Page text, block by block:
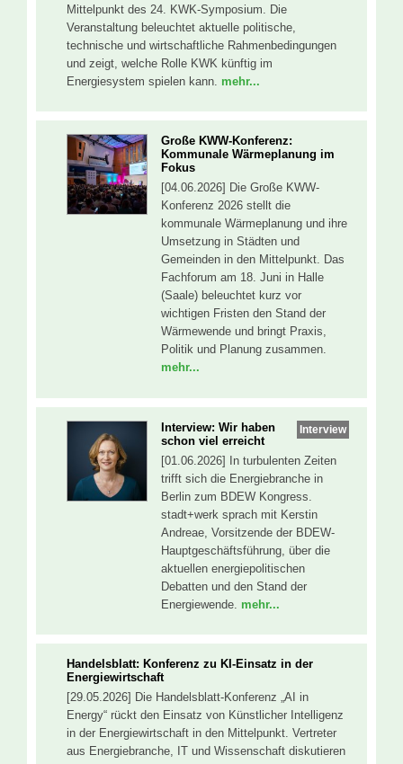
Mittelpunkt des 24. KWK-Symposium. Die
Veranstaltung beleuchtet aktuelle politische,
technische und wirtschaftliche Rahmenbedingungen
und zeigt, welche Rolle KWK künftig im
Energiesystem spielen kann. mehr...
Große KWW-Konferenz:
Kommunale Wärmeplanung im
Fokus
[04.06.2026] Die Große KWW-
Konferenz 2026 stellt die
kommunale Wärmeplanung und ihre
Umsetzung in Städten und
Gemeinden in den Mittelpunkt. Das
Fachforum am 18. Juni in Halle
(Saale) beleuchtet kurz vor
wichtigen Fristen den Stand der
Wärmewende und bringt Praxis,
Politik und Planung zusammen.
mehr...
Interview
Interview: Wir haben
schon viel erreicht
[01.06.2026] In turbulenten Zeiten
trifft sich die Energiebranche in
Berlin zum BDEW Kongress.
stadt+werk sprach mit Kerstin
Andreae, Vorsitzende der BDEW-
Hauptgeschäftsführung, über die
aktuellen energiepolitischen
Debatten und den Stand der
Energiewende. mehr...
Handelsblatt: Konferenz zu KI-Einsatz in der
Energiewirtschaft
[29.05.2026] Die Handelsblatt-Konferenz „AI in
Energy“ rückt den Einsatz von Künstlicher Intelligenz
in der Energiewirtschaft in den Mittelpunkt. Vertreter
aus Energiebranche, IT und Wissenschaft diskutieren